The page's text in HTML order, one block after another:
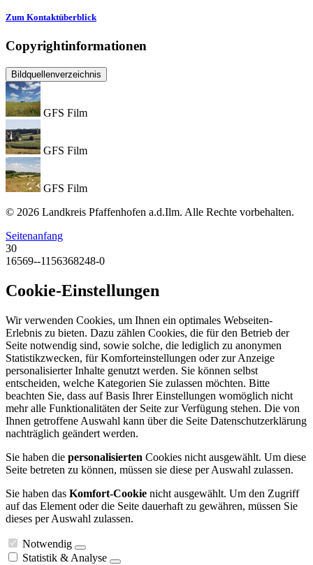
Zum Kontaktüberblick
Copyrightinformationen
Bildquellenverzeichnis
GFS Film
GFS Film
GFS Film
© 2026 Landkreis Pfaffenhofen a.d.Ilm. Alle Rechte vorbehalten.
Seitenanfang
30
16569--1156368248-0
Cookie-Einstellungen
Wir verwenden Cookies, um Ihnen ein optimales Webseiten-
Erlebnis zu bieten. Dazu zählen Cookies, die für den Betrieb der
Seite notwendig sind, sowie solche, die lediglich zu anonymen
Statistikzwecken, für Komforteinstellungen oder zur Anzeige
personalisierter Inhalte genutzt werden. Sie können selbst
entscheiden, welche Kategorien Sie zulassen möchten. Bitte
beachten Sie, dass auf Basis Ihrer Einstellungen womöglich nicht
mehr alle Funktionalitäten der Seite zur Verfügung stehen. Die von
Ihnen getroffene Auswahl kann über die Seite Datenschutzerklärung
nachträglich geändert werden.
Sie haben die personalisierten Cookies nicht ausgewählt. Um diese
Seite betreten zu können, müssen sie diese per Auswahl zulassen.
Sie haben das Komfort-Cookie nicht ausgewählt. Um den Zugriff
auf das Element oder die Seite dauerhaft zu gewähren, müssen Sie
dieses per Auswahl zulassen.
Notwendig
Statistik & Analyse